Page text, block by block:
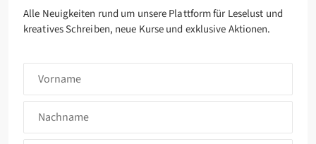
Alle Neuigkeiten rund um unsere Plattform für Leselust und
kreatives Schreiben, neue Kurse und exklusive Aktionen.
Nachname